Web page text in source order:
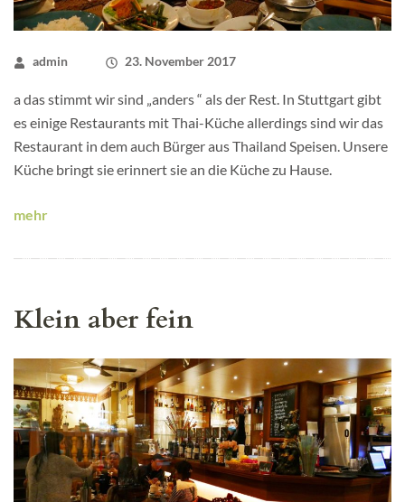
admin 23. November 2017
a das stimmt wir sind „anders “ als der Rest. In Stuttgart gibt
es einige Restaurants mit Thai-Küche allerdings sind wir das
Restaurant in dem auch Bürger aus Thailand Speisen. Unsere
Küche bringt sie erinnert sie an die Küche zu Hause.
mehr
Klein aber fein